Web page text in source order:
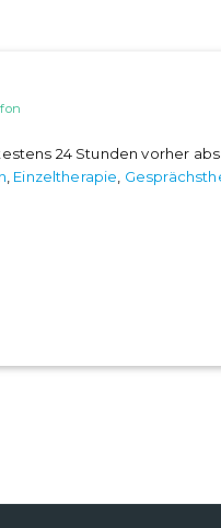
24 Stunden vorher
, Einzeltherapie,